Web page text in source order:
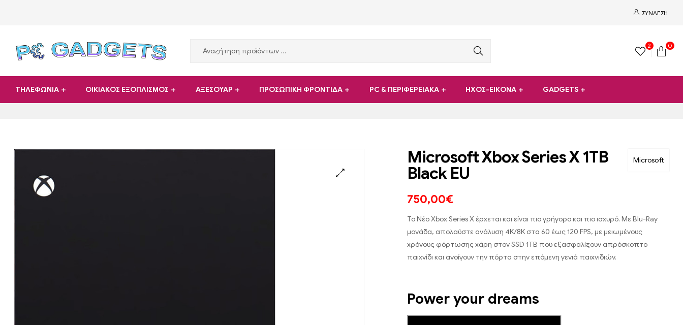
ΣΎΝΔΕΣΗ
PC
Gadgets
|
Hardware
2 0
ΤΗΛΕΦΩΝΙΑ ΟΙΚΙΑΚΟΣ ΕΞΟΠΛΙΣΜΟΣ ΑΞΕΣΟΥΑΡ ΠΡΟΣΩΠΙΚΗ ΦΡΟΝΤΙΔΑ PC & ΠΕΡΙΦΕΡΕΙΑΚΑ ΗΧΟΣ-ΕΙΚΟΝΑ GADGETS
Microsoft
Microsoft Xbox Series X 1TB
Black EU
750,00€
Το Νέο Xbox Series X έρχεται και είναι πιο γρήγορο και πιο ισχυρό. Με Blu-Ray
μονάδα, απολαύστε ανάλυση 4K/8K στα 60 έως 120 FPS, με μειωμένους
χρόνους φόρτωσης χάρη στον SSD 1TB που εξασφαλίζουν απρόσκοπτο
παιχνίδι και ανοίγουν την πόρτα στην επόμενη γενιά παιχνιδιών.
Power your dreams